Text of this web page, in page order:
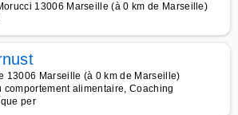
13006 Marseille (à 0 km de Marseille)
13006 Marseille (à 0 km de Marseille)
comportement alimentaire, Coaching
per